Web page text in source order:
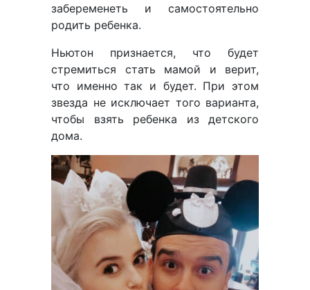
забеременеть и самостоятельно
родить ребенка.
Ньютон признается, что будет
стремиться стать мамой и верит,
что именно так и будет. При этом
звезда не исключает того варианта,
чтобы взять ребенка из детского
дома.